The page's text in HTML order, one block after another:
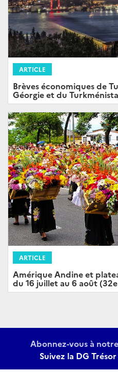
ARTICLE
Brèves économiques de
Géorgie et du
ARTICLE
Amérique Andine et
du 16 juillet au 6 août
Abonnez-vous à
Suivez la DG